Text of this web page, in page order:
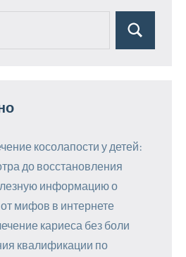
Поиск
косолапости у детей:
до восстановления
информацию о
мифов в интернете
кариеса без боли
квалификации по